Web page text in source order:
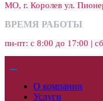
МО, г. Королев ул.
ВРЕМЯ РАБОТЫ
пн-пт: с 8:00 до 17:00 |
О компании
Услуги